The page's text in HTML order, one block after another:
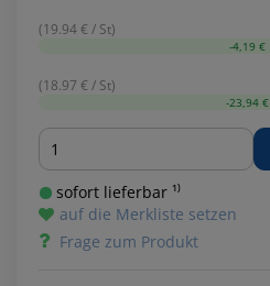
(19.94 € / St)
-4,19 €
(18.97 € / St)
-23,94 €
Menge
sofort lieferbar ¹⁾
auf die Merkliste setzen
Frage zum Produkt